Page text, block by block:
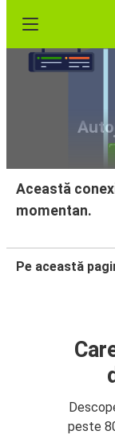
Această
momentan.
Pe această
peste